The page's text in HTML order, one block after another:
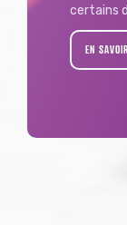
certains
EN